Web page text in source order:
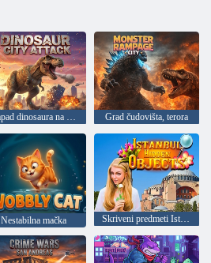
Napad dinosaura na grad Grad čudovišta, terora
Nestabilna mačka Skriveni predmeti Istanbul